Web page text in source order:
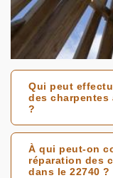
Qui peut
des charpentes
?
À qui peut-on
réparation des
dans le 22740 ?